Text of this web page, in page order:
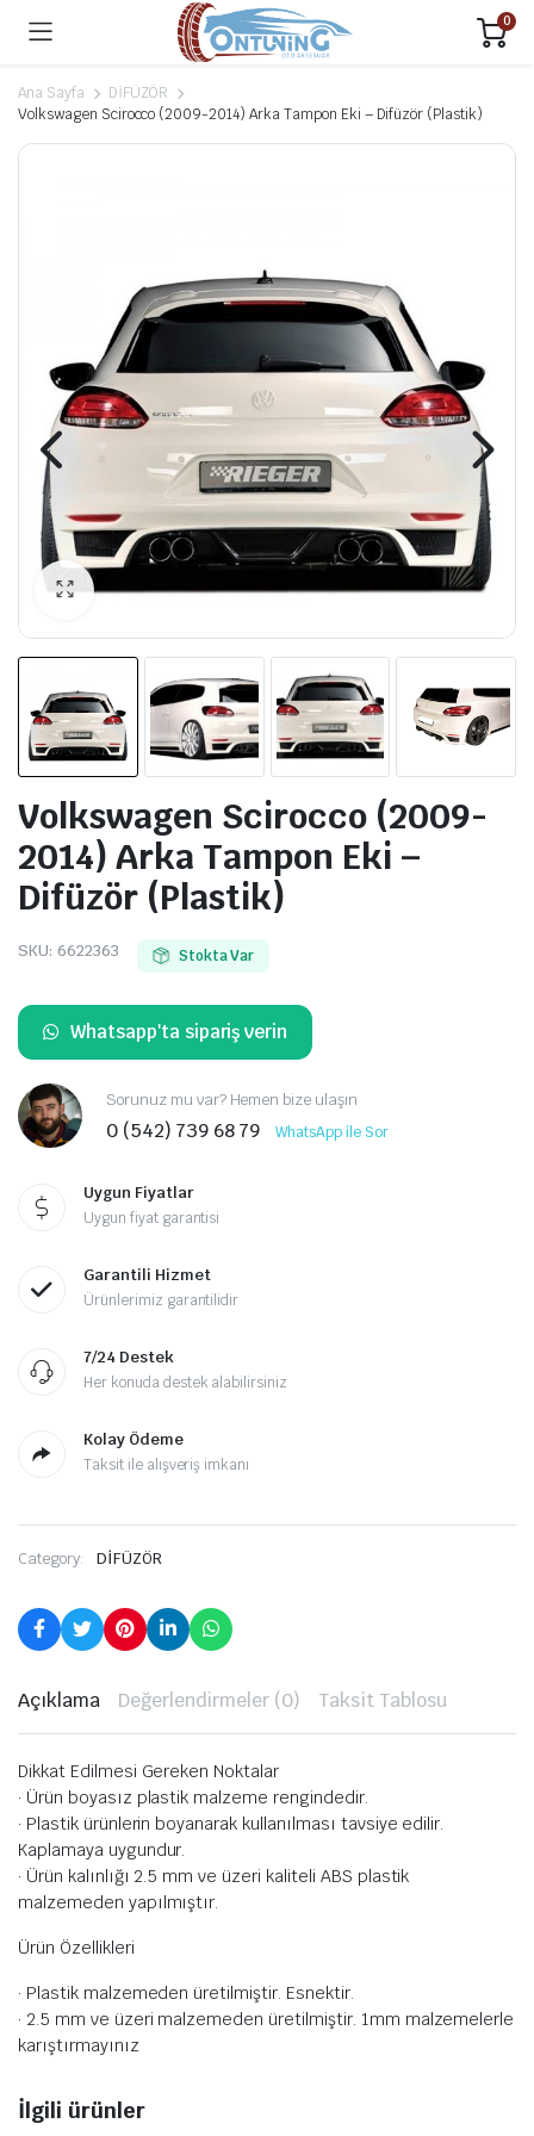
0
Ana Sayfa
DİFÜZÖR
Volkswagen Scirocco (2009-2014) Arka Tampon Eki – Difüzör (Plastik)
Volkswagen Scirocco (2009-
2014) Arka Tampon Eki –
Difüzör (Plastik)
SKU: 6622363 Stokta Var
Whatsapp'ta sipariş verin
Sorunuz mu var? Hemen bize ulaşın
0 (542) 739 68 79 WhatsApp ile Sor
Uygun Fiyatlar
Uygun fiyat garantisi
Garantili Hizmet
Ürünlerimiz garantilidir
7/24 Destek
Her konuda destek alabilirsiniz
Kolay Ödeme
Taksit ile alışveriş imkanı
Category: DİFÜZÖR
Açıklama Değerlendirmeler (0) Taksit Tablosu
Dikkat Edilmesi Gereken Noktalar
· Ürün boyasız plastik malzeme rengindedir.
· Plastik ürünlerin boyanarak kullanılması tavsiye edilir.
Kaplamaya uygundur.
· Ürün kalınlığı 2.5 mm ve üzeri kaliteli ABS plastik
malzemeden yapılmıştır.
Ürün Özellikleri
· Plastik malzemeden üretilmiştir. Esnektir.
· 2.5 mm ve üzeri malzemeden üretilmiştir. 1mm malzemelerle
karıştırmayınız
İlgili ürünler